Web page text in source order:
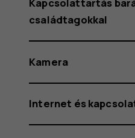
Kapcsolattartás
családtagokkal
Kamera
Internet és